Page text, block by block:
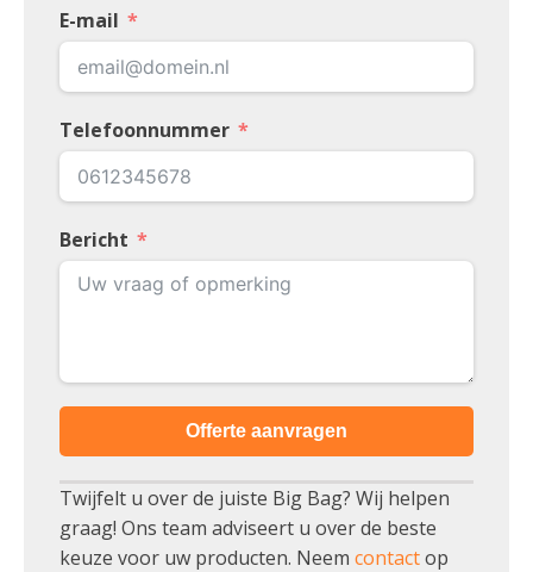
E-mail
Telefoonnummer
Bericht
Offerte aanvragen
Twijfelt u over de juiste Big Bag? Wij helpen
graag! Ons team adviseert u over de beste
keuze voor uw producten. Neem contactop